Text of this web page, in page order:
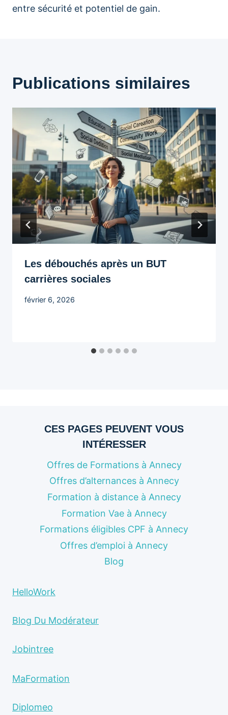
entre sécurité et potentiel de gain.
Publications similaires
Les débouchés après un BUT
carrières sociales
février 6, 2026
CES PAGES PEUVENT VOUS
INTÉRESSER
Offres de Formations à Annecy
Offres d’alternances à Annecy
Formation à distance à Annecy
Formation Vae à Annecy
Formations éligibles CPF à Annecy
Offres d’emploi à Annecy
Blog
HelloWork
Blog Du Modérateur
Jobintree
MaFormation
Diplomeo